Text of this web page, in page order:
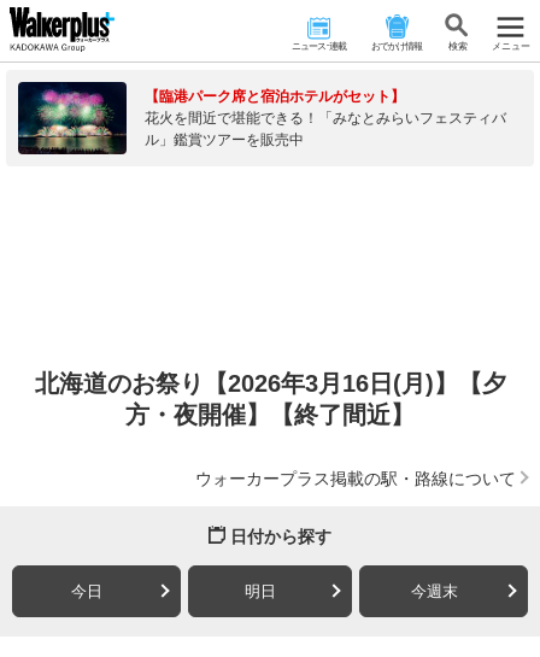
ニュース･連載 おでかけ情報 検 索 メニュー
【臨港パーク席と宿泊ホテルがセット】
花火を間近で堪能できる！「みなとみらいフェスティバ
ル」鑑賞ツアーを販売中
北海道のお祭り【2026年3月16日(月)】【夕
方・夜開催】【終了間近】
ウォーカープラス掲載の駅・路線について
日付から探す
今日 明日 今週末